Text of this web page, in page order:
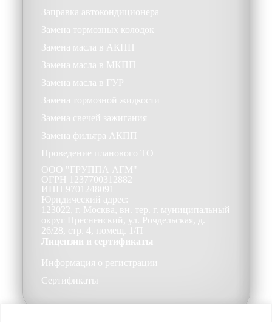
Заправка автокондиционера
Замена тормозных колодок
Замена масла в АКПП
Замена масла в МКПП
Замена масла в ГУР
Замена тормозной жидкости
Замена свечей зажигания
Замена фильтра АКПП
Проведение планового ТО
ООО "ГРУППА АГМ"
ОГРН 1237700312882
ИНН 9701248091
Юридический адрес:
123022, г. Москва, вн. тер. г. муниципальный
округ Пресненский, ул. Рочдельская, д.
26/28, стр. 4, помещ. 1/П
Лицензии и сертификаты
Информация о регистрации
Сертификаты